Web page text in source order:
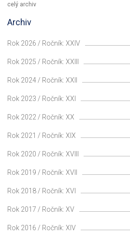
celý archiv
Archiv
Rok 2026 / Ročník: XXIV
Rok 2025 / Ročník: XXIII
Rok 2024 / Ročník: XXII
Rok 2023 / Ročník: XXI
Rok 2022 / Ročník: XX
Rok 2021 / Ročník: XIX
Rok 2020 / Ročník: XVIII
Rok 2019 / Ročník: XVII
Rok 2018 / Ročník: XVI
Rok 2017 / Ročník: XV
Rok 2016 / Ročník: XIV